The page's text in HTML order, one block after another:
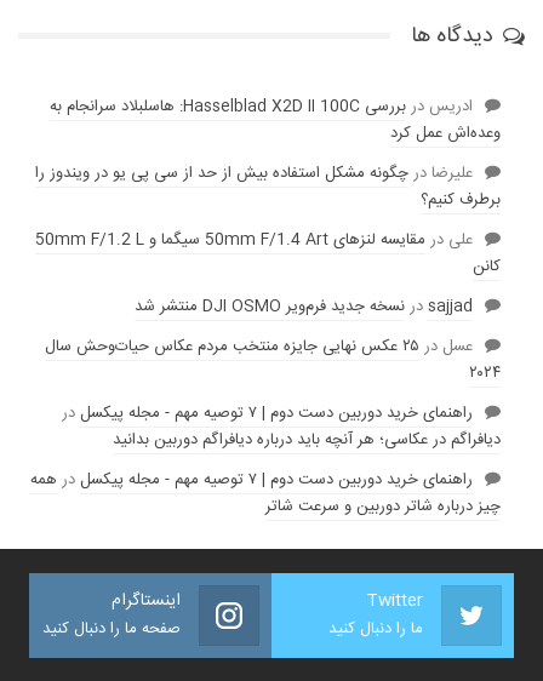
دیدگاه ها
ادریس در
بررسی Hasselblad X2D II 100C: هاسلبلاد سرانجام به
وعده‌‌اش عمل کرد
عليرضادرچگونه مشکل استفاده بیش از حد از سی پی یو در ویندوز را
برطرف کنیم؟
علی در
مقایسه لنز‌های 50mm F/1.4 Art سیگما و 50mm F/1.2 L
کانن
sajjadدرنسخه جدید فرم‌ویر DJI OSMO منتشر شد
عسل در
۲۵ عکس نهایی جایزه منتخب مردم عکاس حیات‌وحش سال
۲۰۲۴
راهنمای خرید دوربین دست دوم | ۷ توصیه مهم - مجله پیکسل
در
دیافراگم در عکاسی؛ هر آنچه باید درباره دیافراگم دوربین بدانید
راهنمای خرید دوربین دست دوم | ۷ توصیه مهم - مجله پیکسل
در همه
چیز درباره شاتر دوربین و سرعت شاتر
Twitter
ما را دنبال کنید
اینستاگرام
صفحه ما را دنبال کنید